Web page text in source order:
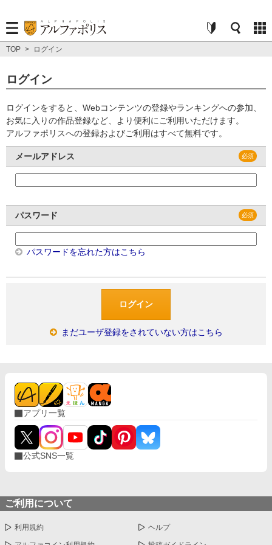
TOP > ログイン
ログイン
ログインをすると、Webコンテンツの登録やランキングへの参加、
お気に入りの作品登録など、より便利にご利用いただけます。
アルファポリスへの登録およびご利用はすべて無料です。
メールアドレス
パスワード
パスワードを忘れた方はこちら
まだユーザ登録をされていない方はこちら
アプリ一覧
公式SNS一覧
ご利用について
利用規約 ヘルプ